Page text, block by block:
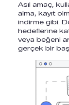
Asıl amaç,
alma, kayıt
indirme gibi.
hedeflerine
veya beğeni
gerçek bir